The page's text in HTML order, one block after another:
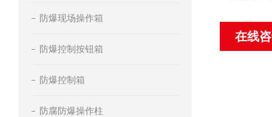
防爆现场操作箱
防爆控制按钮箱
防爆控制箱
防腐防爆操作柱
在线